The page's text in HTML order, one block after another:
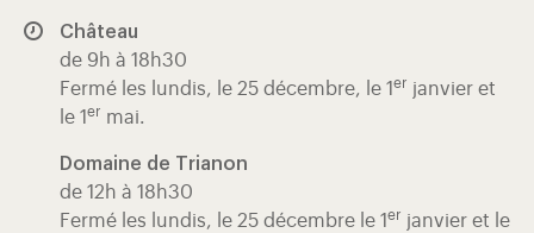
Château
de 9h à 18h30
Fermé les lundis, le 25 décembre, le 1 er janvier et
le 1 er mai.
Domaine de Trianon
de 12h à 18h30
Fermé les lundis, le 25 décembre le 1 er janvier et le